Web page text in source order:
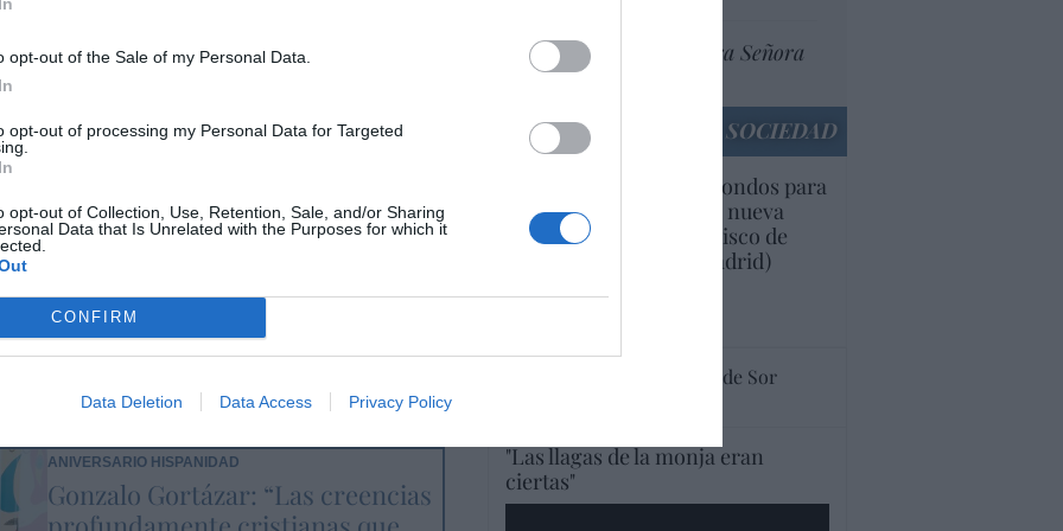
opt-out of the Sale of my Personal Data.
opt-out of processing my Personal Data for Targeted
opt-out of Collection, Use, Retention, Sale, and/or Sharing
Data that Is Unrelated with the Purposes for which it
CONFIRM
Data Deletion Data Access Privacy Policy
"La responsabilidad, más que un
Hispanidad 20/04/2026 6:00
tenemos que hacer es
reconocerlo sin sonrojarse y, eso
sí, corregirlo inmediatamente"
Gonzalo Gortázar: “Las creencias
ANIVERSARIO HISPANIDAD
Ceuta celebra Nuestra Señora
SOCIEDAD
'Crowdfunding'. Piden fondos para
culminar las obras de la nueva
parroquia de San Francisco de
Sales, en Parla Este (Madrid)
por Redacción
La sorprendente historia de Sor
"Las llagas de la monja eran
ciertas"